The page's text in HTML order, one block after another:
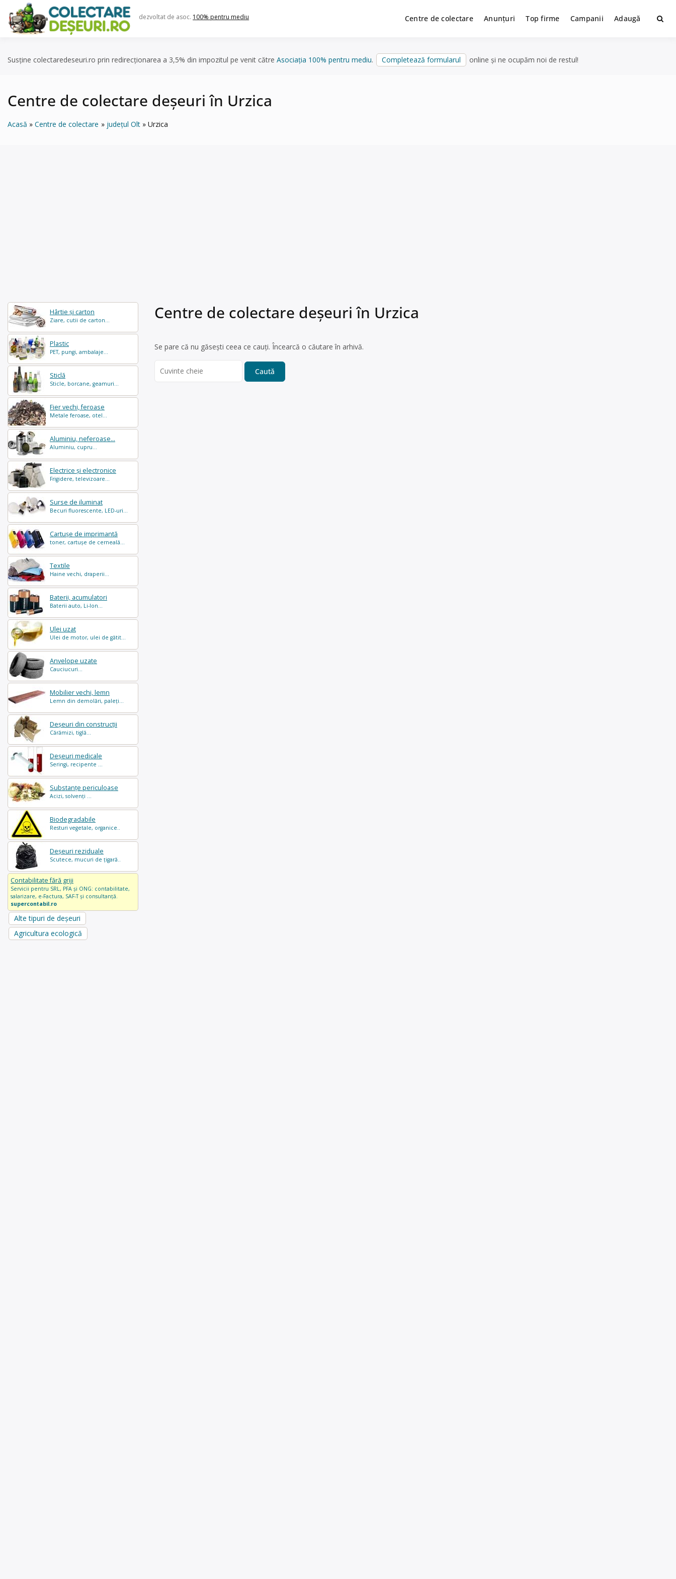
content
dezvoltat de asoc. 100% pentru mediu Centre de colectare Anunțuri Top firme Campanii Adaugă
Susține colectaredeseuri.ro prin redirecționarea a 3,5% din impozitul pe venit către Asociația 100% pentru mediu. Completează formularul online și ne ocupăm noi de restul!
Centre de colectare deșeuri în Urzica
Acasă Centre de colectare județul Olt Urzica
Hârtie și carton
Ziare, cutii de carton...
Plastic
PET, pungi, ambalaje...
Sticlă
Sticle, borcane, geamuri...
Fier vechi, feroase
Metale feroase, otel...
Aluminiu, neferoase...
Aluminiu, cupru...
Electrice și electronice
Frigidere, televizoare...
Surse de iluminat
Becuri fluorescente, LED-uri...
Cartușe de imprimantă
toner, cartușe de cerneală...
Textile
Haine vechi, draperii...
Baterii, acumulatori
Baterii auto, Li-Ion...
Ulei uzat
Ulei de motor, ulei de gătit...
Anvelope uzate
Cauciucuri...
Mobilier vechi, lemn
Lemn din demolări, paleți...
Deșeuri din construcții
Cărămizi, tiglă...
Deșeuri medicale
Seringi, recipente ...
Substanțe periculoase
Acizi, solvenți ...
Biodegradabile
Resturi vegetale, organice..
Deșeuri reziduale
Scutece, mucuri de țigară..
Contabilitate fără griji
Servicii pentru SRL, PFA și ONG: contabilitate,
salarizare, e-Factura, SAF-T și consultanță.
supercontabil.ro
Alte tipuri de deșeuri
Agricultura ecologică
Centre de colectare deșeuri în Urzica
Se pare că nu găsești ceea ce cauți. Încearcă o căutare în arhivă.
for: